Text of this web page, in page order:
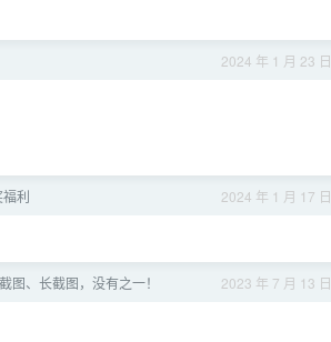
2024 年 1 月 23 日
2024 年 1 月 17 日
利
2023 年 7 月 13 日
图、长截图，没有之一！